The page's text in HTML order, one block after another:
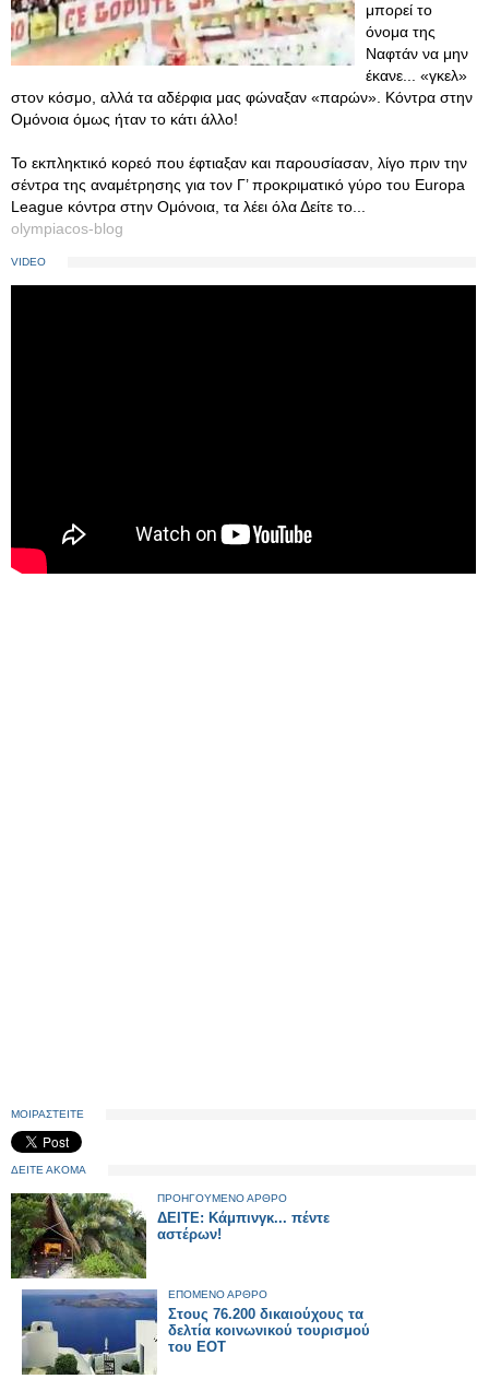
μπορεί το
όνομα της
Ναφτάν να μην
έκανε... «γκελ»
στον κόσμο, αλλά τα αδέρφια μας φώναξαν «παρών». Κόντρα στην
Ομόνοια όμως ήταν το κάτι άλλο!
Το εκπληκτικό κορεό που έφτιαξαν και παρουσίασαν, λίγο πριν την
σέντρα της αναμέτρησης για τον Γ’ προκριματικό γύρο του Europa
League κόντρα στην Ομόνοια, τα λέει όλα Δείτε το...
olympiacos-blog
VIDEO
ΜΟΙΡΑΣΤΕΙΤΕ
ΔΕΙΤΕ ΑΚΟΜΑ
ΠΡΟΗΓΟΥΜΕΝΟ ΑΡΘΡΟ
ΔΕΙΤΕ: Κάμπινγκ... πέντε
αστέρων!
ΕΠΟΜΕΝΟ ΑΡΘΡΟ
Στους 76.200 δικαιούχους τα
δελτία κοινωνικού τουρισμού
του ΕΟΤ